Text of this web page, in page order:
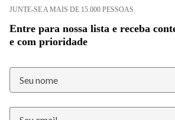
JUNTE-SE A MAIS DE 15.000 PESSOAS
Entre para nossa lista e receba
e com prioridade